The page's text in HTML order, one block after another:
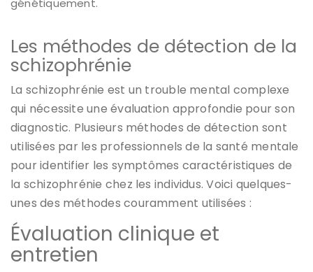
génétiquement.
Les méthodes de détection de la
schizophrénie
La schizophrénie est un trouble mental complexe
qui nécessite une évaluation approfondie pour son
diagnostic. Plusieurs méthodes de détection sont
utilisées par les professionnels de la santé mentale
pour identifier les symptômes caractéristiques de
la schizophrénie chez les individus. Voici quelques-
unes des méthodes couramment utilisées :
Évaluation clinique et
entretien